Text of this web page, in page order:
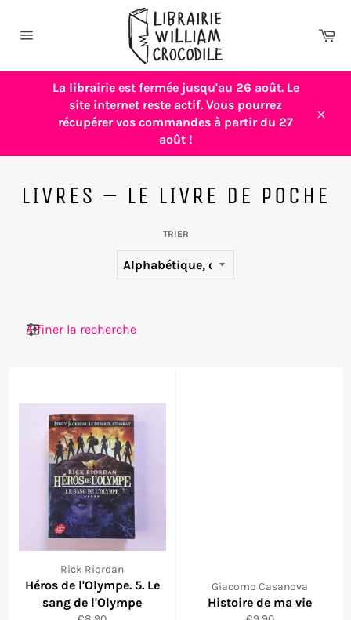
contenu
La librairie est fermée jusqu'au 26 août. Le
site internet reste actif. Vous pourrez
récupérer vos commandes à partir du 27
août !
LIVRES – LE LIVRE DE POCHE
TRIER
Filtres
Rick Riordan
Héros de l'Olympe. 5. Le
sang de l'Olympe
Giacomo Casanova
Histoire de ma vie